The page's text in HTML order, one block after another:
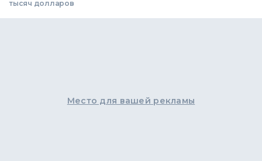
тысяч долларов
Место для вашей рекламы